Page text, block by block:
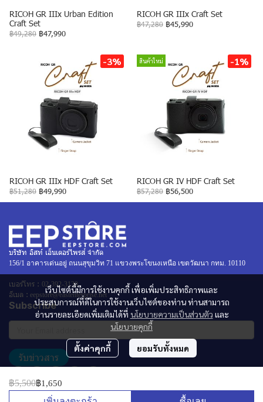
RICOH GR IIIx Urban Edition
Craft Set
฿49,280 ฿47,990
RICOH GR IIIx Craft Set
฿47,280 ฿45,990
-3%
RICOH GR IIIx HDF Craft Set
฿51,280 ฿49,990
สินค้าใหม่ -1%
RICOH GR IV HDF Craft Set
฿57,280 ฿56,500
฿5,500฿1,650
เว็บไซต์นี้มีการใช้งานคุกกี้ เพื่อเพิ่มประสิทธิภาพและ
ประสบการณ์ที่ดีในการใช้งานเว็บไซต์ของท่าน ท่านสามารถ
อ่านรายละเอียดเพิ่มเติมได้ที่ นโยบายความเป็นส่วนตัว และ
นโยบายคุกกี้
ตั้งค่าคุกกี้ ยอมรับทั้งหมด
บริษัท อิสท์ เอ็นเตอร์ไพรส์ จำกัด
156/1 อาคารเด่นอยู่ ถนนสุขุมวิท 71 แขวงพระโขนงเหนือ เขตวัฒนา กทม. 10110
เบอร์โทร : 02-392-3130
อีเมล : eepstore@eastenterprise.net
Subscribe
รับข่าวสาร